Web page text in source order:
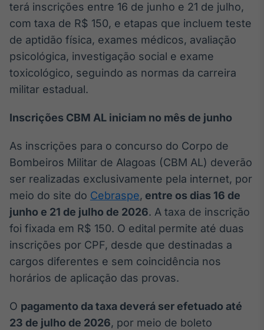
Broadcast
Conteúdos e
dados para
Broadcast
Curadoria de
conteúdos
Soluções de
Tecnologia
Broadcast
Radar
Monitoramento
notícias e
conteúdos
Broadcast
Fundos
terá inscrições entre 16 de junho e 21 de julho,
com taxa de R$ 150, e etapas que incluem teste
de aptidão física, exames médicos, avaliação
psicológica, investigação social e exame
toxicológico, seguindo as normas da carreira
militar estadual.
Inscrições CBM AL iniciam no mês de junho
As inscrições para o concurso do Corpo de
Bombeiros Militar de Alagoas (CBM AL) deverão
ser realizadas exclusivamente pela internet, por
meio do site do Cebraspe, entre os dias 16 de
junho e 21 de julho de 2026. A taxa de inscrição
foi fixada em R$ 150. O edital permite até duas
inscrições por CPF, desde que destinadas a
cargos diferentes e sem coincidência nos
horários de aplicação das provas.
O pagamento da taxa deverá ser efetuado até
23 de julho de 2026, por meio de boleto